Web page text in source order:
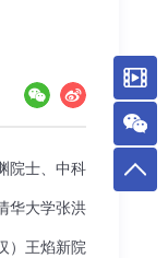
院士、中科
华大学张洪
）王焰新院